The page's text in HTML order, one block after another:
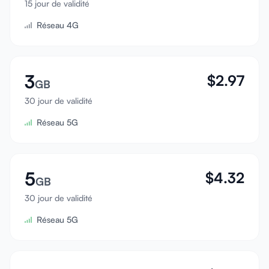
Se connecter
15 jour de validité
Réseau 4G
3GB
30 jour de validité
$2.97
Réseau 5G
5GB
30 jour de validité
$4.32
Réseau 5G